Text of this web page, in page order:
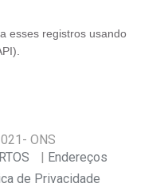
esses registros usando
).
- ONS
Endereços
de Privacidade